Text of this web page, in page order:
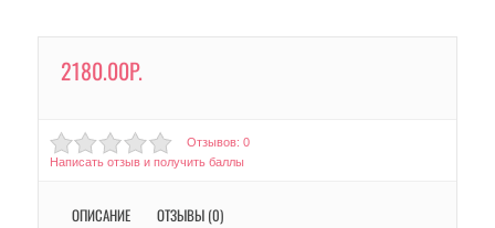
2180.00Р.
Отзывов: 0
Написать отзыв и получить баллы
ОПИСАНИЕ ОТЗЫВЫ (0)